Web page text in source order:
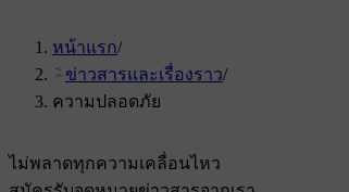
หน้าแรก/
ข่าวสารและเรื่องราว/
ความปลอดภัย